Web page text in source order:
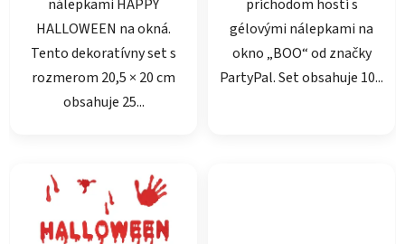
nálepkami HAPPY
HALLOWEEN na okná.
Tento dekoratívny set s
rozmerom 20,5 × 20 cm
obsahuje 25...
príchodom hostí s
gélovými nálepkami na
okno „BOO“ od značky
PartyPal. Set obsahuje 10...